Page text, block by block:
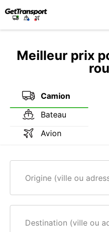
Meilleur prix
Camion
Bateau
Avion
Origine (ville ou
Destination (ville ou